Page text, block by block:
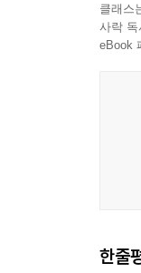
클래스
사락
eBook
한줄